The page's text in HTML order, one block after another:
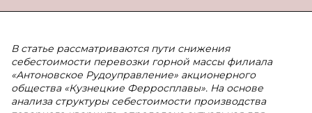
В статье рассматриваются пути снижения
себестоимости перевозки горной массы филиала
«Антоновское Рудоуправление» акционерного
общества «Кузнецкие Ферросплавы». На основе
анализа структуры себестоимости производства